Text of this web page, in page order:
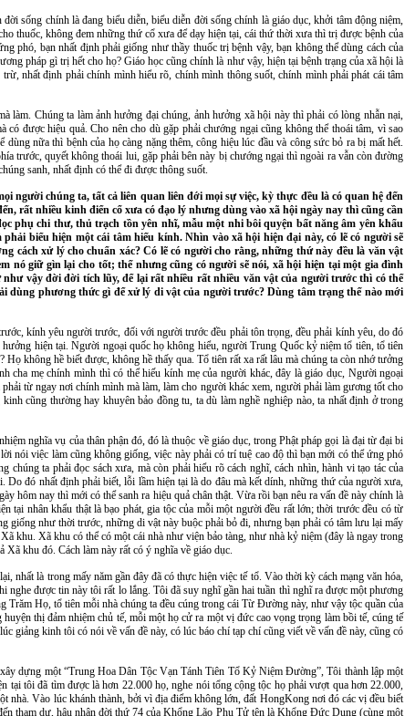
sống chính là đang biểu diễn, biểu diễn đời sống chính là giáo dục, khởi tâm động niệm,
thuốc, không đem những thứ cổ xưa để dạy hiện tại, cái thứ thời xưa thì trị được bệnh của
phó, bạn nhất định phải giống như thầy thuốc trị bệnh vậy, bạn không thể dùng cách của
pháp gì trị hết cho họ? Giáo học cũng chính là như vậy, hiện tại bệnh trạng của xã hội là
nhất định phải chính mình hiểu rõ, chính mình thông suốt, chính mình phải phát cái tâm
Chúng ta làm ảnh hưởng đại chúng, ảnh hưởng xã hội này thì phải có lòng nhẫn nại,
được hiệu quả. Cho nên cho dù gặp phải chướng ngại cũng không thể thoái tâm, vì sao
nữa thì bệnh của họ càng nặng thêm, công hiệu lúc đầu và công sức bỏ ra bị mất hết.
trước, quyết không thoái lui, gặp phải bên này bị chướng ngại thì ngoài ra vẫn còn đường
sanh, nhất định có thể đi được thông suốt.
người chúng ta, tất cả liên quan liên đới mọi sự việc, kỳ thực đều là có quan hệ đến
rất nhiều kinh điển cổ xưa có đạo lý nhưng dùng vào xã hội ngày nay thì cũng cần
phụ chi thư, thủ trạch tồn yên nhĩ, mẫu một nhi bôi quyện bất năng âm yên khẩu
biểu hiện một cái tâm hiếu kính. Nhìn vào xã hội hiện đại này, có lẽ có người sẽ
xử lý cho chuẩn xác? Có lẽ có người cho rằng, những thứ này đều là văn vật
nó giữ gìn lại cho tốt; thế nhưng cũng có người sẽ nói, xã hội hiện tại một gia đình
vậy đời đời tích lũy, để lại rất nhiều rất nhiều văn vật của người trước thì có thể
dùng phương thức gì để xử lý di vật của người trước? Dùng tâm trạng thế nào mới
kính yêu người trước, đối với người trước đều phải tôn trọng, đều phải kính yêu, do đó
hiện tại. Người ngoại quốc họ không hiểu, người Trung Quốc kỷ niệm tổ tiên, tổ tiên
không hề biết được, không hề thấy qua. Tổ tiên rất xa rất lâu mà chúng ta còn nhớ tưởng
cha mẹ chính mình thì có thể hiếu kính mẹ của người khác, đây là giáo dục, Người ngoại
từ ngay nơi chính mình mà làm, làm cho người khác xem, người phải làm gương tốt cho
cũng thường hay khuyên bảo đồng tu, ta dù làm nghề nghiệp nào, ta nhất định ở trong
nghĩa vụ của thân phận đó, đó là thuộc về giáo dục, trong Phật pháp gọi là đại từ đại bi
nói việc làm cũng không giống, việc này phải có trí tuệ cao độ thì bạn mới có thể ứng phó
ta phải đọc sách xưa, mà còn phải hiểu rõ cách nghĩ, cách nhìn, hành vi tạo tác của
đó nhất định phải biết, lỗi lầm hiện tại là do đâu mà kết dính, những thứ của người xưa,
hôm nay thì mới có thể sanh ra hiệu quả chân thật. Vừa rồi bạn nêu ra vấn đề này chính là
tại nhân khẩu thật là bạo phát, gia tộc của mỗi một người đều rất lớn; thời trước đều có từ
giống như thời trước, những di vật này buộc phải bỏ đi, nhưng bạn phải có tâm lưu lại mấy
khu. Xã khu có thể có một cái nhà như viện bảo tàng, như nhà kỷ niệm (đây là ngay trong
Xã khu đó. Cách làm này rất có ý nghĩa về giáo dục.
nhất là trong mấy năm gần đây đã có thực hiện việc tế tổ. Vào thời kỳ cách mạng văn hóa,
được tin này tôi rất lo lắng. Tôi đã suy nghĩ gần hai tuần thì nghĩ ra được một phương
Họ, tổ tiên mỗi nhà chúng ta đều cúng trong cái Từ Đường này, như vậy tộc quần của
thị đảm nhiệm chủ tế, mỗi một họ cử ra một vị đức cao vọng trọng làm bồi tế, cúng tế
giảng kinh tôi có nói về vấn đề này, có lúc báo chí tạp chí cũng viết về vấn đề này, cũng có
dựng một “Trung Hoa Dân Tộc Vạn Tánh Tiên Tổ Kỷ Niệm Đường”, Tôi thành lập một
tôi đã tìm được là hơn 22.000 họ, nghe nói tổng cộng tộc họ phải vượt qua hơn 22.000,
Vào lúc khánh thành, bởi vì địa điểm không lớn, đất HongKong nơi đó các vị đều biết
tham dự, hậu nhân đời thứ 74 của Khổng Lão Phu Tử tên là Khổng Đức Dung (cùng một